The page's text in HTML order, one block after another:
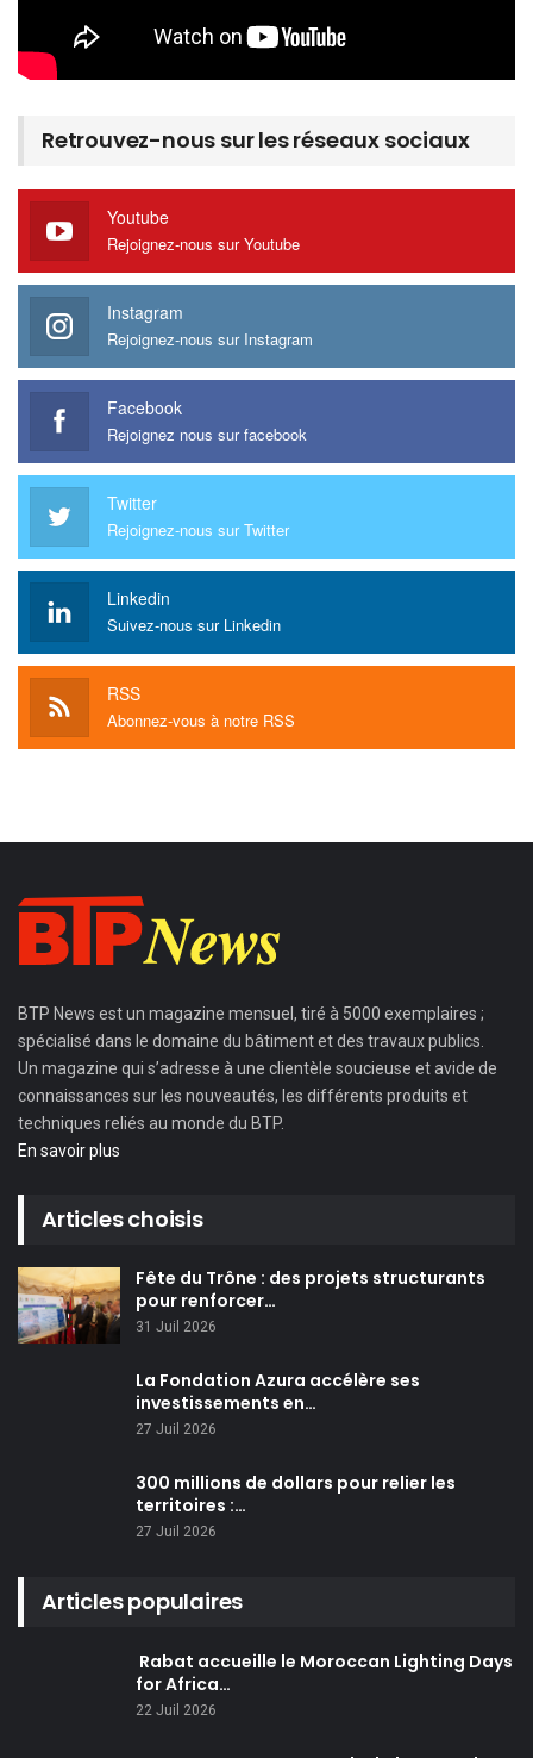
Retrouvez-nous sur les réseaux sociaux
Youtube
Rejoignez-nous sur Youtube
Instagram
Rejoignez-nous sur Instagram
Facebook
Rejoignez nous sur facebook
Twitter
Rejoignez-nous sur Twitter
Linkedin
Suivez-nous sur Linkedin
RSS
Abonnez-vous à notre RSS
BTP News est un magazine mensuel, tiré à 5000 exemplaires ;
spécialisé dans le domaine du bâtiment et des travaux publics.
Un magazine qui s’adresse à une clientèle soucieuse et avide de
connaissances sur les nouveautés, les différents produits et
techniques reliés au monde du BTP.
En savoir plus
Articles choisis
Fête du Trône : des projets structurants
pour renforcer…
31 Juil 2026
La Fondation Azura accélère ses
investissements en…
27 Juil 2026
300 millions de dollars pour relier les
territoires :…
27 Juil 2026
Articles populaires
Rabat accueille le Moroccan Lighting Days
for Africa…
22 Juil 2026